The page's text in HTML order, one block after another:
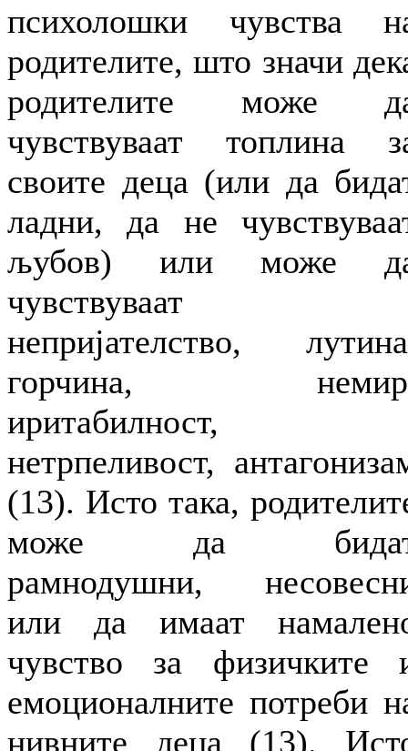
психолошки чувства
родителите, што значи
родителите може
чувствуваат топлина
своите деца (или да
ладни, да не
љубов) или може
чувствуваат
непријателство,
горчина,
иритабилност,
нетрпеливост,
(13). Исто така,
може да
рамнодушни,
или да имаат
чувство за физичките
емоционалните потреби
нивните деца (13).